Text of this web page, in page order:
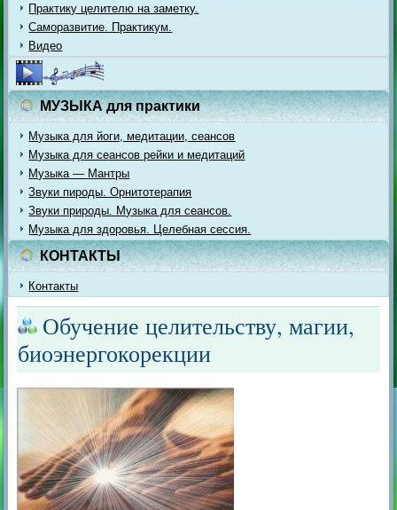
Практику целителю на заметку.
Саморазвитие. Практикум.
Видео
МУЗЫКА для практики
Музыка для йоги, медитации, сеансов
Музыка для сеансов рейки и медитаций
Музыка — Мантры
Звуки пироды. Орнитотерапия
Звуки природы. Музыка для сеансов.
Музыка для здоровья. Целебная сессия.
КОНТАКТЫ
Контакты
Обучение целительству, магии,
биоэнергокорекции